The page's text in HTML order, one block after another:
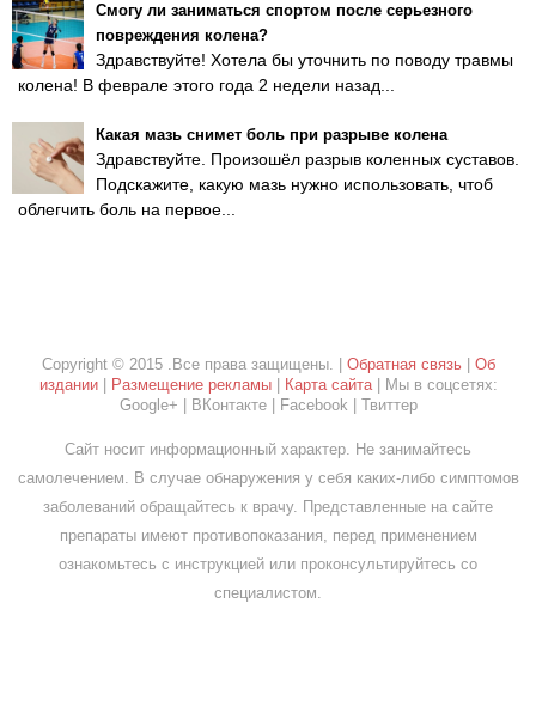
Смогу ли заниматься спортом после серьезного
повреждения колена?
Здравствуйте! Хотела бы уточнить по поводу травмы
колена! В феврале этого года 2 недели назад...
Какая мазь снимет боль при разрыве колена
Здравствуйте. Произошёл разрыв коленных суставов.
Подскажите, какую мазь нужно использовать, чтоб
облегчить боль на первое...
Copyright © 2015 .Все права защищены. | Обратная связь| Об
издании| Размещение рекламы| Карта сайта| Мы в соцсетях:
Google+ | ВКонтакте | Facebook | Твиттер
Сайт носит информационный характер. Не занимайтесь
самолечением. В случае обнаружения у себя каких-либо симптомов
заболеваний обращайтесь к врачу. Представленные на сайте
препараты имеют противопоказания, перед применением
ознакомьтесь с инструкцией или проконсультируйтесь со
специалистом.